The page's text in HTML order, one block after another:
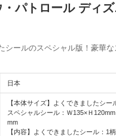
・パトロール ディ
シールのスペシャル版！豪華
日本
【本体サイズ】よくできましたシー
スペシャルシール：Ｗ135×Ｈ
mm
【内容】よくできましたシール：1